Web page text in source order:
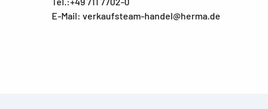
E-Mail: verkaufsteam-handel@herma.de